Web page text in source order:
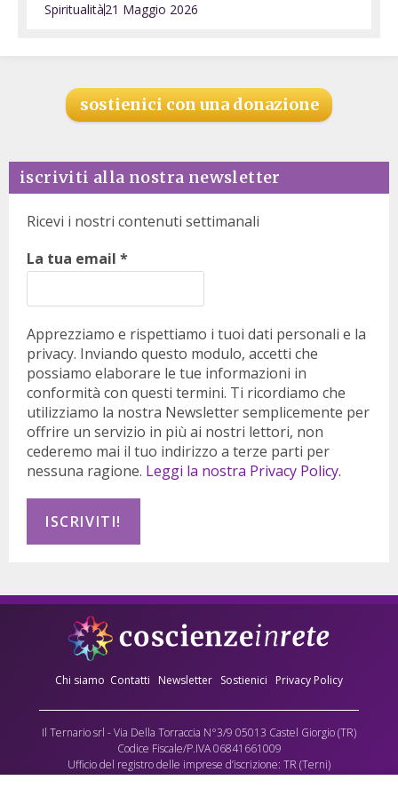
Spiritualità21 Maggio 2026
sostienici con una donazione
iscriviti alla nostra newsletter
Ricevi i nostri contenuti settimanali
La tua email *
Apprezziamo e rispettiamo i tuoi dati personali e la
privacy. Inviando questo modulo, accetti che
possiamo elaborare le tue informazioni in
conformità con questi termini. Ti ricordiamo che
utilizziamo la nostra Newsletter semplicemente per
offrire un servizio in più ai nostri lettori, non
cederemo mai il tuo indirizzo a terze parti per
nessuna ragione. Leggi la nostra Privacy Policy.
Chi siamo Contatti Newsletter Sostienici Privacy Policy
Il Ternario srl - Via Della Torraccia N°3/9 05013 Castel Giorgio (TR)
Codice Fiscale/P.IVA 06841661009
Ufficio del registro delle imprese d’iscrizione: TR (Terni)